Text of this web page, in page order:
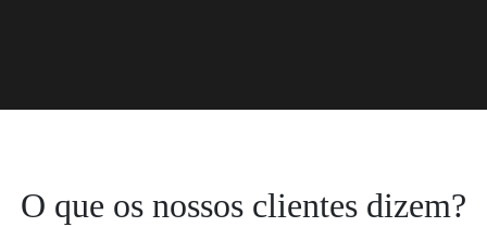
O que os nossos clientes dizem?